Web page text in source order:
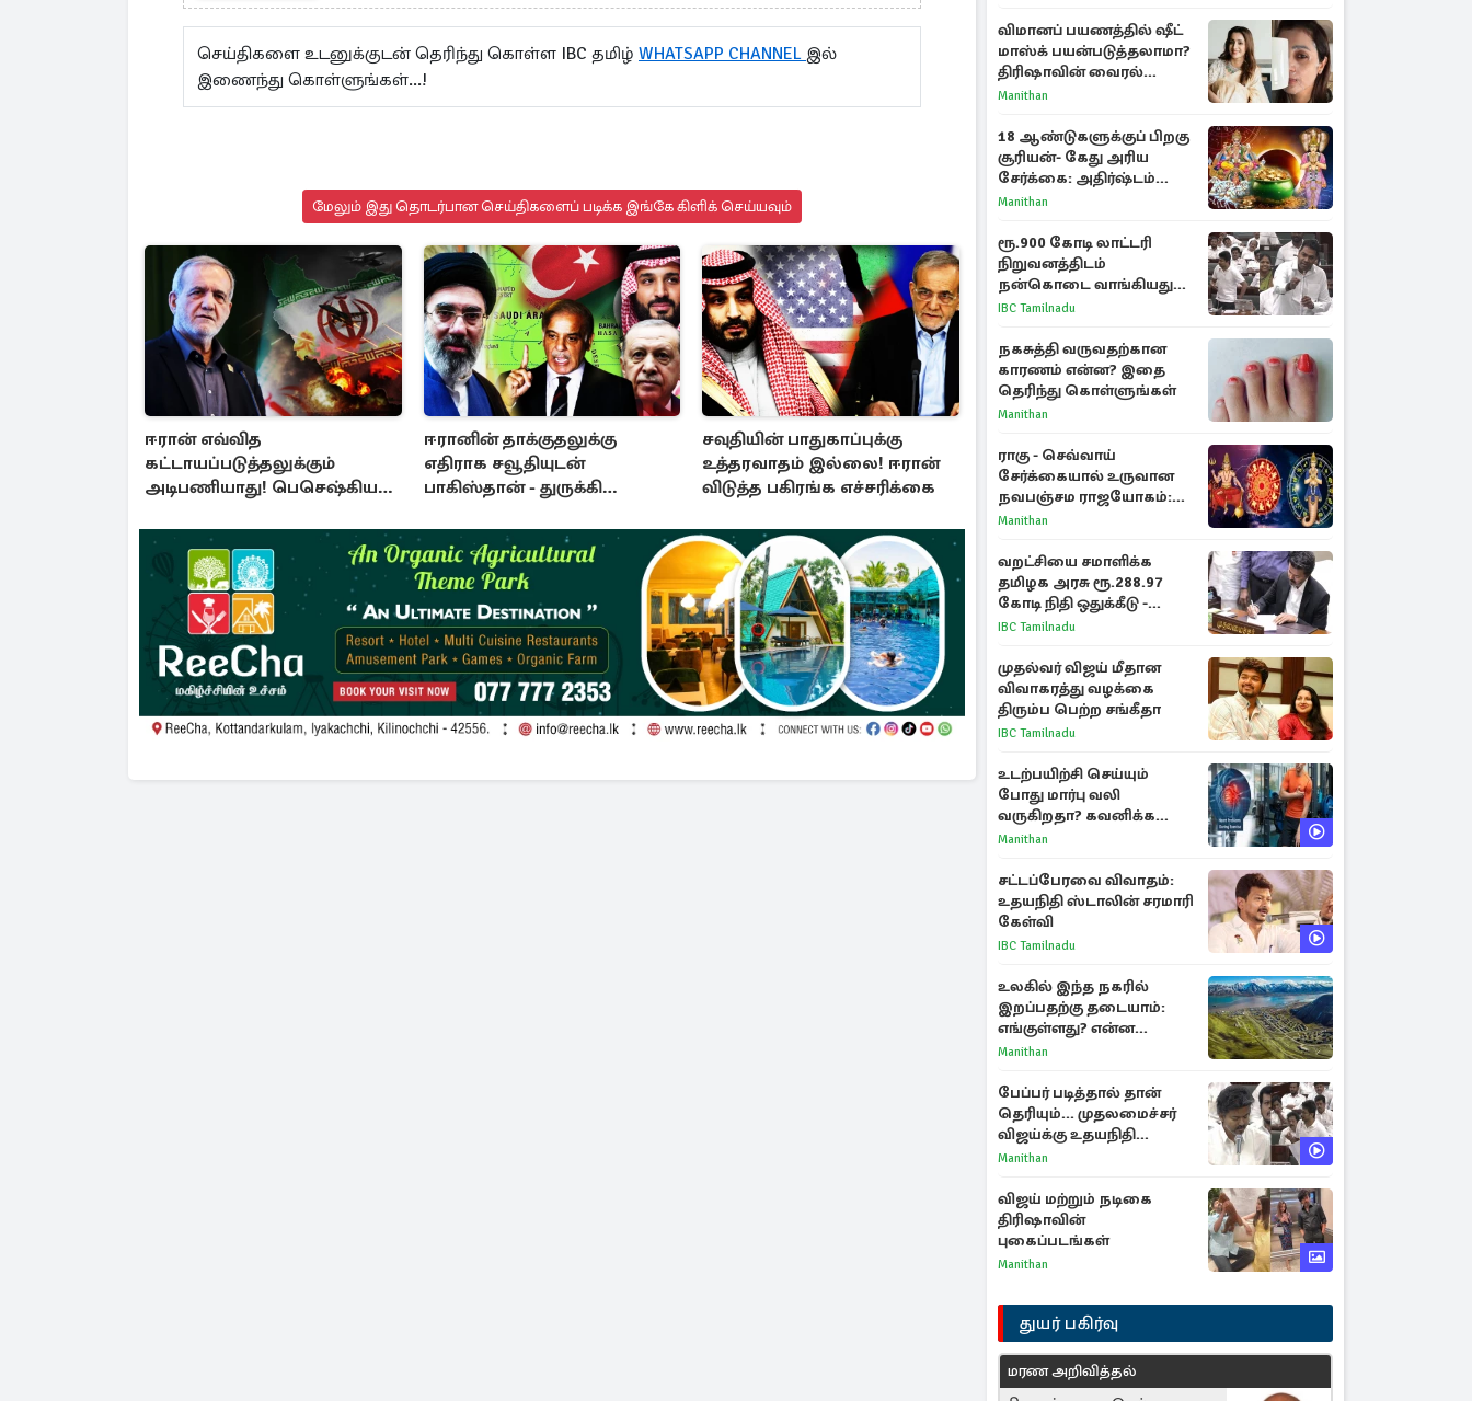
செய்திகளை உடனுக்குடன் தெரிந்து கொள்ள IBC தமிழ் WHATSAPP CHANNEL இல்
இணைந்து கொள்ளுங்கள்...!
மேலும் இது தொடர்பான செய்திகளைப் படிக்க இங்கே கிளிக் செய்யவும்
ஈரான் எவ்வித
கட்டாயப்படுத்தலுக்கும்
அடிபணியாது! பெசெஷ்கியன்
ஈரானின் தாக்குதலுக்கு
எதிராக சவூதியுடன்
பாகிஸ்தான் - துருக்கி
சவுதியின் பாதுகாப்புக்கு
உத்தரவாதம் இல்லை! ஈரான்
விடுத்த பகிரங்க எச்சரிக்கை
விமானப் பயணத்தில் ஷீட்
மாஸ்க் பயன்படுத்தலாமா?
திரிஷாவின் வைரல்
செல்ஃபிக்கு மருத்துவர்
Manithan
18 ஆண்டுகளுக்குப் பிறகு
சூரியன்- கேது அரிய
சேர்க்கை: அதிர்ஷ்டம்
பெறும் 3 ராசிகள்!
Manithan
ரூ.900 கோடி லாட்டரி
நிறுவனத்திடம்
நன்கொடை வாங்கியது
ஏன்? உதயநிதி - ஆதவ்
IBC Tamilnadu
நகசுத்தி வருவதற்கான
காரணம் என்ன? இதை
தெரிந்து கொள்ளுங்கள்
Manithan
ராகு - செவ்வாய்
சேர்க்கையால் உருவான
நவபஞ்சம ராஜயோகம்:
அதிர்ஷ்டம் பெறும் 3
Manithan
வறட்சியை சமாளிக்க
தமிழக அரசு ரூ.288.97
கோடி நிதி ஒதுக்கீடு -
வெளியான அரசாணை
IBC Tamilnadu
முதல்வர் விஜய் மீதான
விவாகரத்து வழக்கை
திரும்ப பெற்ற சங்கீதா
IBC Tamilnadu
உடற்பயிற்சி செய்யும்
போது மார்பு வலி
வருகிறதா? கவனிக்க
வேண்டிய எச்சரிக்கை
Manithan
சட்டப்பேரவை விவாதம்:
உதயநிதி ஸ்டாலின் சரமாரி
கேள்வி
IBC Tamilnadu
உலகில் இந்த நகரில்
இறப்பதற்கு தடையாம்:
எங்குள்ளது? என்ன
காரணம் தெரியுமா?
Manithan
பேப்பர் படித்தால் தான்
தெரியும்... முதலமைச்சர்
விஜய்க்கு உதயநிதி
ஸ்டாலின் பதிலடி
Manithan
விஜய் மற்றும் நடிகை
திரிஷாவின்
புகைப்படங்கள்
Manithan
துயர் பகிர்வு
மரண அறிவித்தல்